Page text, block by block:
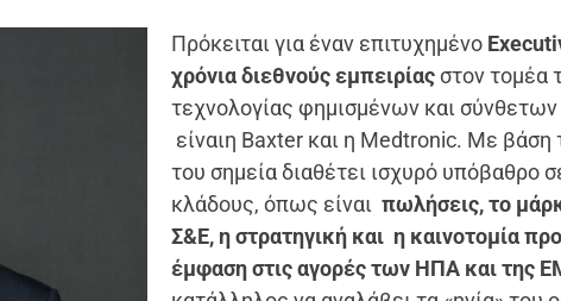
Πρόκειται για έναν επιτυχημένο
χρόνια διεθνούς εμπειρίας στον τομέα
τεχνολογίας φημισμένων και
είναιη Baxter και η Medtronic. Με βάση
του σημεία διαθέτει ισχυρό υπόβαθρο
κλάδους, όπως είναι πωλήσεις, το
Σ&Ε, η στρατηγική και η καινοτομία
έμφαση στις αγορές των ΗΠΑ και της